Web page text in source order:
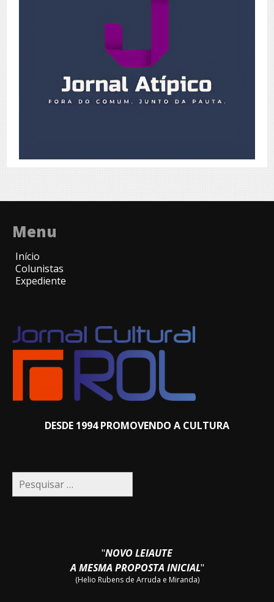
Menu
Início
Colunistas
Expediente
DESDE 1994 PROMOVENDO A CULTURA
Pesquisar
por:
"NOVO LEIAUTE
A MESMA PROPOSTA INICIAL"
(Helio Rubens de Arruda e Miranda)